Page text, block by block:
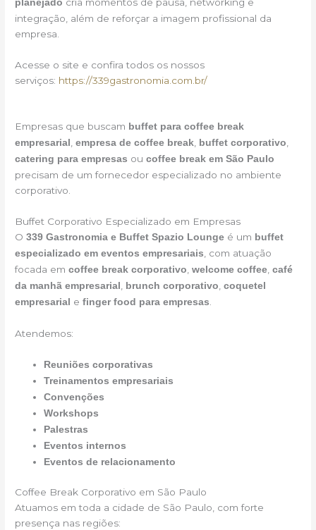
planejado
integração, além de reforçar a imagem profissional da
empresa.
Acesse o site e confira todos os nossos
serviços: https://339gastronomia.com.br/
Empresas que buscam buffet para coffee break
empresarial ,empresa de coffee break, buffet corporativo,
catering para empresas oucoffee break em São Paulo
precisam de um fornecedor especializado no ambiente
corporativo.
Buffet Corporativo Especializado em Empresas
O339 Gastronomia e Buffet Spazio Lounge é um buffet
especializado em eventos empresariais, com atuação
focada emcoffee break corporativo,welcome coffee,café
da manhã empresarial , brunch corporativo,coquetel
empresarial efinger food para empresas.
Atendemos:
Reuniões corporativas
Treinamentos empresariais
Convenções
Workshops
Palestras
Eventos internos
Eventos de relacionamento
Coffee Break Corporativo em São Paulo
Atuamos em toda a cidade de São Paulo, com forte
presença nas regiões: